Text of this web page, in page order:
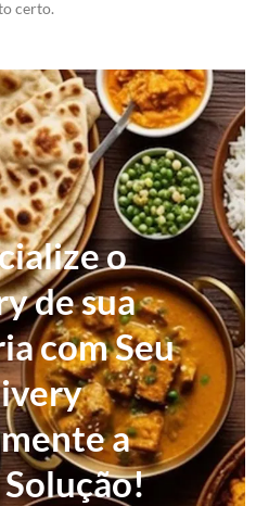
certo.
o
de sua
com Seu
a